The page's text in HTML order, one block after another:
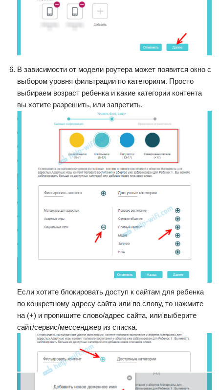
В зависимости от модели роутера может появится окно с
выбором уровня фильтрации по категориям. Просто
выбираем возраст ребенка и какие категории контента
вы хотите разрешить, или запретить.
Если хотите блокировать доступ к сайтам для ребенка
по конкретному адресу сайта или по слову, то нажмите
на (+) и пропишите слово/адрес сайта, или выберите
сайт/сервис/мессенджер из списка.